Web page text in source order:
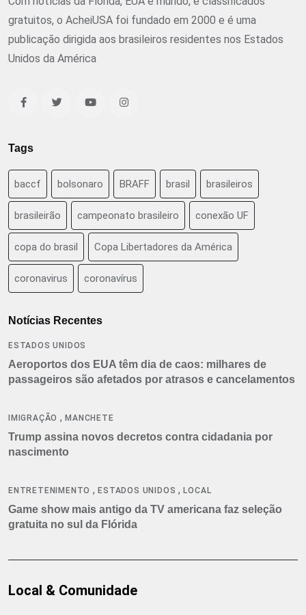
gratuitos, o AcheiUSA foi fundado em 2000 e é uma
publicação dirigida aos brasileiros residentes nos Estados
Unidos da América
Tags
baccf bolsonaro BRAFF brasil brasileiros
brasileirão campeonato brasileiro conexão UF
copa do brasil Copa Libertadores da América
coronavirus coronavírus
Notícias Recentes
ESTADOS UNIDOS
Aeroportos dos EUA têm dia de caos: milhares de
passageiros são afetados por atrasos e cancelamentos
IMIGRAÇÃO ,MANCHETE
Trump assina novos decretos contra cidadania por
nascimento
ENTRETENIMENTO ,ESTADOS UNIDOS ,LOCAL
Game show mais antigo da TV americana faz seleção
gratuita no sul da Flórida
Local & Comunidade